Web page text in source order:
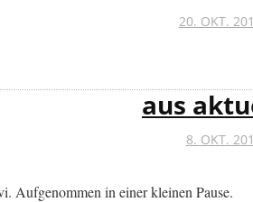
20. OKT.
aus
8. OKT.
Aufgenommen in einer kleinen Pause.